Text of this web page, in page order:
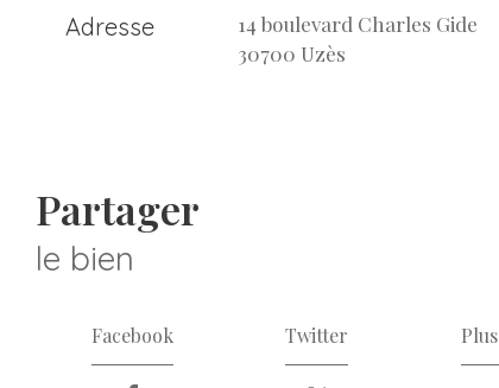
Adresse
14 boulevard Charles Gide
30700 Uzès
partager
le bien
Facebook Twitter